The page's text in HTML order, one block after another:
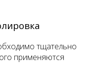
тщательно
применяются